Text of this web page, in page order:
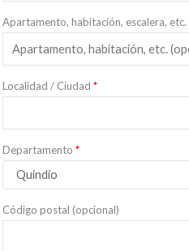
Apartamento, habitación, escalera, etc.
Localidad / Ciudad *
Departamento *
Código postal (opcional)